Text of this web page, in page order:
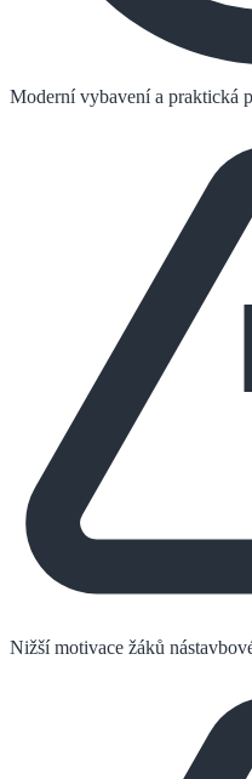
Moderní vybavení a praktická
Nižší motivace žáků